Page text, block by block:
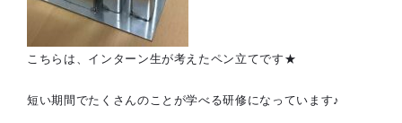
こちらは、インターン生が考えたペン立てです★
短い期間でたくさんのことが学べる研修になっています♪